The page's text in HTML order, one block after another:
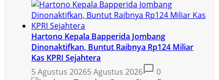
Hartono Kepala Bapperida Jombang
Dinonaktifkan, Buntut Raibnya Rp124 Miliar
Kas KPRI Sejahtera
5 Agustus 20265 Agustus 2026 0